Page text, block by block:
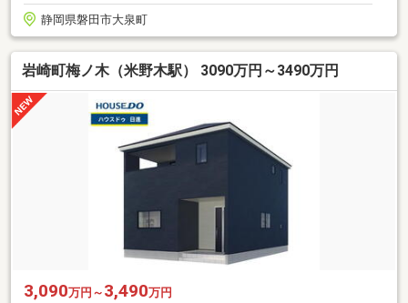
静岡県磐田市大泉町
岩崎町梅ノ木（米野木駅） 3090万円～3490万円
3,090万円～ 3,490万円